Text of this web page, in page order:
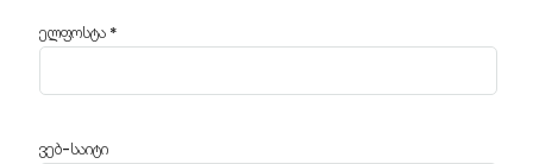
ელფოსტა *
ვებ-საიტი